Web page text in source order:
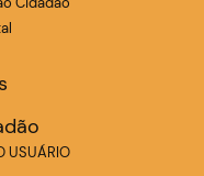
USUÁRIO